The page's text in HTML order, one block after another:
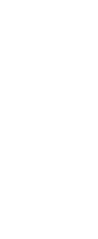
de la catégorie : Vélo